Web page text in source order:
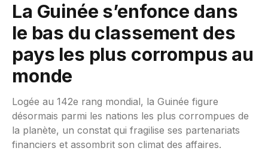
La Guinée s’enfonce dans
le bas du classement des
pays les plus corrompus au
monde
Logée au 142e rang mondial, la Guinée figure
désormais parmi les nations les plus corrompues de
la planète, un constat qui fragilise ses partenariats
financiers et assombrit son climat des affaires.